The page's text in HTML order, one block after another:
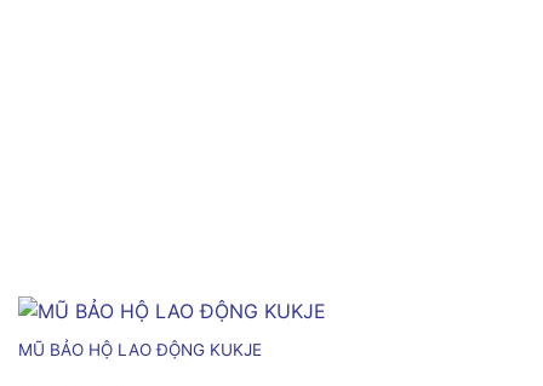
MŨ BẢO HỘ LAO ĐỘNG KUKJE